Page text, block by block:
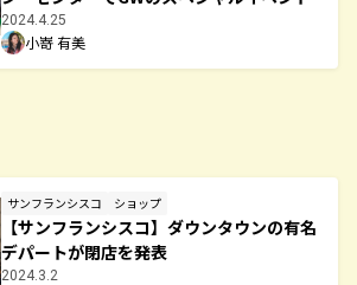
2024.4.25
小嵜 有美
サンフランシスコ ショップ
【サンフランシスコ】ダウンタウンの有名
デパートが閉店を発表
2024.3.2